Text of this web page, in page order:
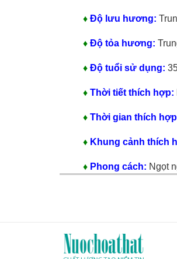
♦ Độ lưu hương:
♦ Độ tỏa hương:
♦ Độ tuổi sử dụng:
♦ Thời tiết thích hợp:
♦ Thời gian thích
♦ Khung cảnh thích
♦ Phong cách: Ngọt